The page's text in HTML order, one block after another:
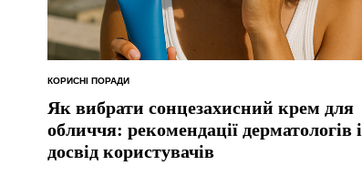
ОПУБЛІКУВАТИ
КОРИСНІ ПОРАДИ
Як вибрати сонцезахисний крем для
обличчя: рекомендації дерматологів і
досвід користувачів